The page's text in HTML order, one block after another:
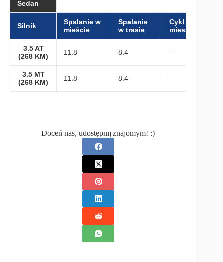
Sedan
Silnik
Spalanie w
mieście
Spalanie
w trasie
Cykl
mieszany
3.5 AT
(268 KM)
11.8 8.4 –
3.5 MT
(268 KM)
11.8 8.4 –
Doceń nas, udostępnij znajomym! :)